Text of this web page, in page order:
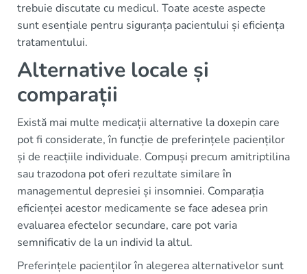
trebuie discutate cu medicul. Toate aceste aspecte
sunt esențiale pentru siguranța pacientului și eficiența
tratamentului.
Alternative locale și
comparații
Există mai multe medicații alternative la doxepin care
pot fi considerate, în funcție de preferințele pacienților
și de reacțiile individuale. Compuși precum amitriptilina
sau trazodona pot oferi rezultate similare în
managementul depresiei și insomniei. Comparația
eficienței acestor medicamente se face adesea prin
evaluarea efectelor secundare, care pot varia
semnificativ de la un individ la altul.
Preferințele pacienților în alegerea alternativelor sunt